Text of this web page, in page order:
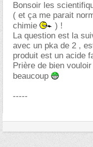
Bonsoir les
( et ça me parait
chimie
) !
La question est la
avec un pka de 2 ,
produit est un acide
Prière de bien
beaucoup
-----